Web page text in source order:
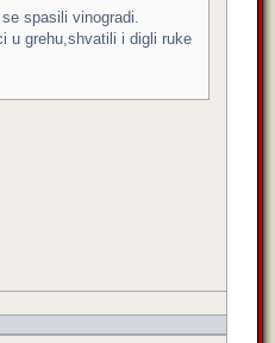
spasili vinogradi.
u grehu,shvatili i digli ruke